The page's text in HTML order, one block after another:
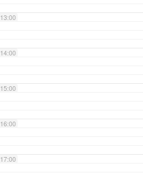
13:00
14:00
15:00
16:00
17:00